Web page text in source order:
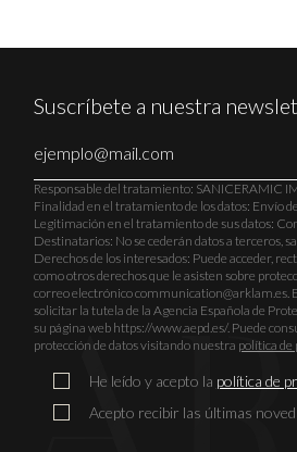
Suscríbete a nuestra
Responsable del tratamiento: SANICERAMIC
Finalidad en el tratamiento de los datos: Envío
Legitimación en el tratamiento de sus datos:
Destinatarios: No se cederán datos a terceros,
Derechos de los interesados: Puede acceder,
como otros derechos que le asisten sobre
correo electrónico communication@arklam.es.
solicitar la tutela de la Agencia Española de
su página web https://www.aepd.es/. Puede
protección de datos visitando nuestra política de
He leído y acepto la política de
Acepto recibir las últimas